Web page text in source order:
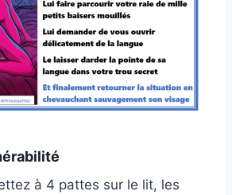
à 4 pattes sur le lit, les